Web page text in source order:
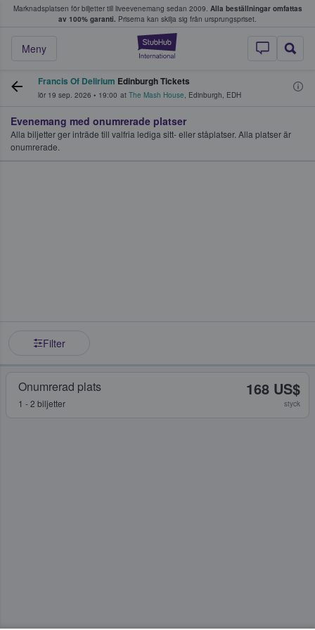
Marknadsplatsen för biljetter till liveevenemang sedan 2009. Alla beställningar omfattas
av 100% garanti. Priserna kan skilja sig från ursprungspriset.
StubHub – där
Meny
köper och säljer biljetter.
Francis Of Delirium Edinburgh Tickets
lör 19 sep. 2026 • 19:00 at The Mash House, Edinburgh, EDH
Evenemang med onumrerade platser
Alla biljetter ger inträde till valfria lediga sitt- eller ståplatser. Alla platser är
onumrerade.
Filter
Onumrerad plats
1 - 2 biljetter
168 US$
styck